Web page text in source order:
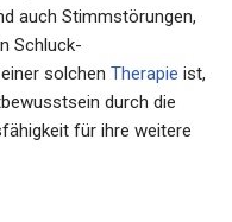
auch Stimmstörungen,
Schluck-
solchen Therapie ist,
durch die
für ihre weitere